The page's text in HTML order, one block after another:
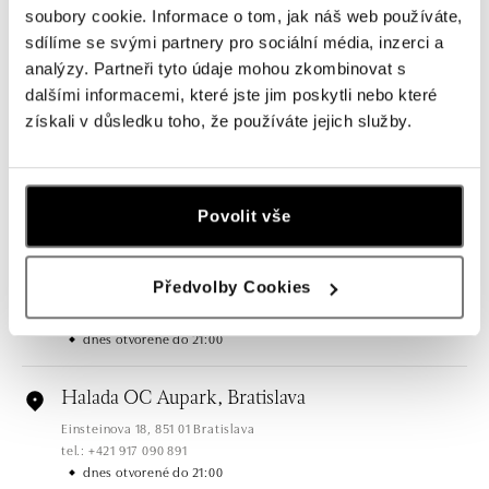
soubory cookie. Informace o tom, jak náš web používáte,
sdílíme se svými partnery pro sociální média, inzerci a
analýzy. Partneři tyto údaje mohou zkombinovat s
dalšími informacemi, které jste jim poskytli nebo které
získali v důsledku toho, že používáte jejich služby.
Povolit vše
Předvolby Cookies
Všetky Česko Slovensko
HALADA OC Eurovea, Bratislava
tel.: +421 910 284 071
HALADA OC Avion, Bratislava
Ivanská cesta 16, 821 04 Bratislava
tel.: +421 917 090 372
dnes otvorené do 21:00
Halada OC Aupark, Bratislava
Einsteinova 18, 851 01 Bratislava
tel.: +421 917 090 891
dnes otvorené do 21:00